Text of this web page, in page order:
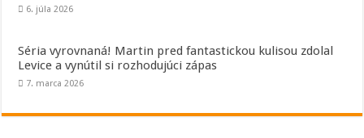
6. júla 2026
Séria vyrovnaná! Martin pred fantastickou kulisou zdolal
Levice a vynútil si rozhodujúci zápas
7. marca 2026